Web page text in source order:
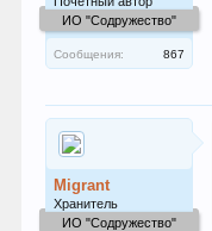
ИО "Содружество"
Сообщения: 867
Migrant
Хранитель
ИО "Содружество"